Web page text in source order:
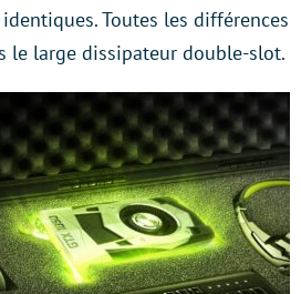
Toutes les différences
le large dissipateur double-slot.